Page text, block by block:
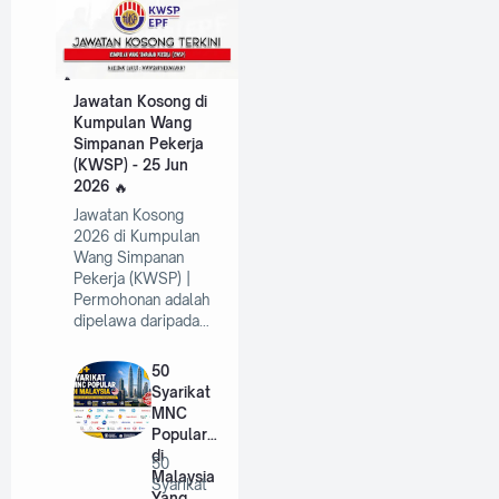
Jawatan Kosong di
Kumpulan Wang
Simpanan Pekerja
(KWSP) - 25 Jun
2026
Jawatan Kosong
2026 di Kumpulan
Wang Simpanan
Pekerja (KWSP) |
Permohonan adalah
dipelawa daripada…
50
Syarikat
MNC
Popular
di
Malaysia
50
Syarikat